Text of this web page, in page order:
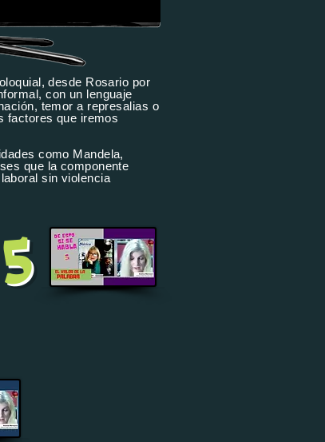
desde Rosario por
con un lenguaje
temor a represalias o
factores que iremos
como Mandela,
que la componente
sin violencia
5